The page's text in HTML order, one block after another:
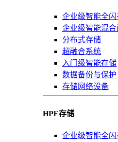
企业级智能全
企业级智能混
分布式存储
超融合系统
入门级智能存储
数据备份与保护
存储网络设备
HPE存储
企业级智能全